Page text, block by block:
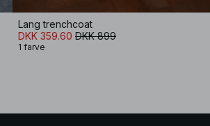
Lang trenchcoat
DKK 359.60 DKK 899
1 farve